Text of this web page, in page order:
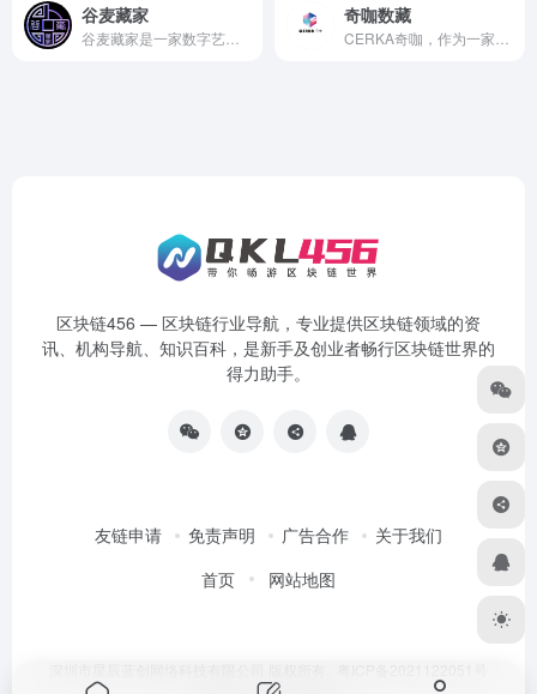
谷麦藏家 奇咖数藏
区块链456 — 区块链行业导航，专业提供区块链领域的资
讯、机构导航、知识百科，是新手及创业者畅行区块链世界的
得力助手。
友链申请 免责声明 广告合作
关于我们
首页
网站地图